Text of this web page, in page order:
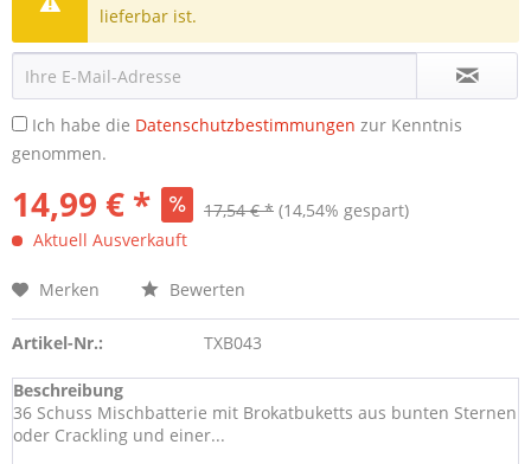
lieferbar ist.
Ich habe die Datenschutzbestimmungen zur Kenntnis
genommen.
14,99 € * 17,54 € * (14,54% gespart)
Aktuell Ausverkauft
Merken Bewerten
Artikel-Nr.: TXB043
Beschreibung
36 Schuss Mischbatterie mit Brokatbuketts aus bunten Sternen
oder Crackling und einer...